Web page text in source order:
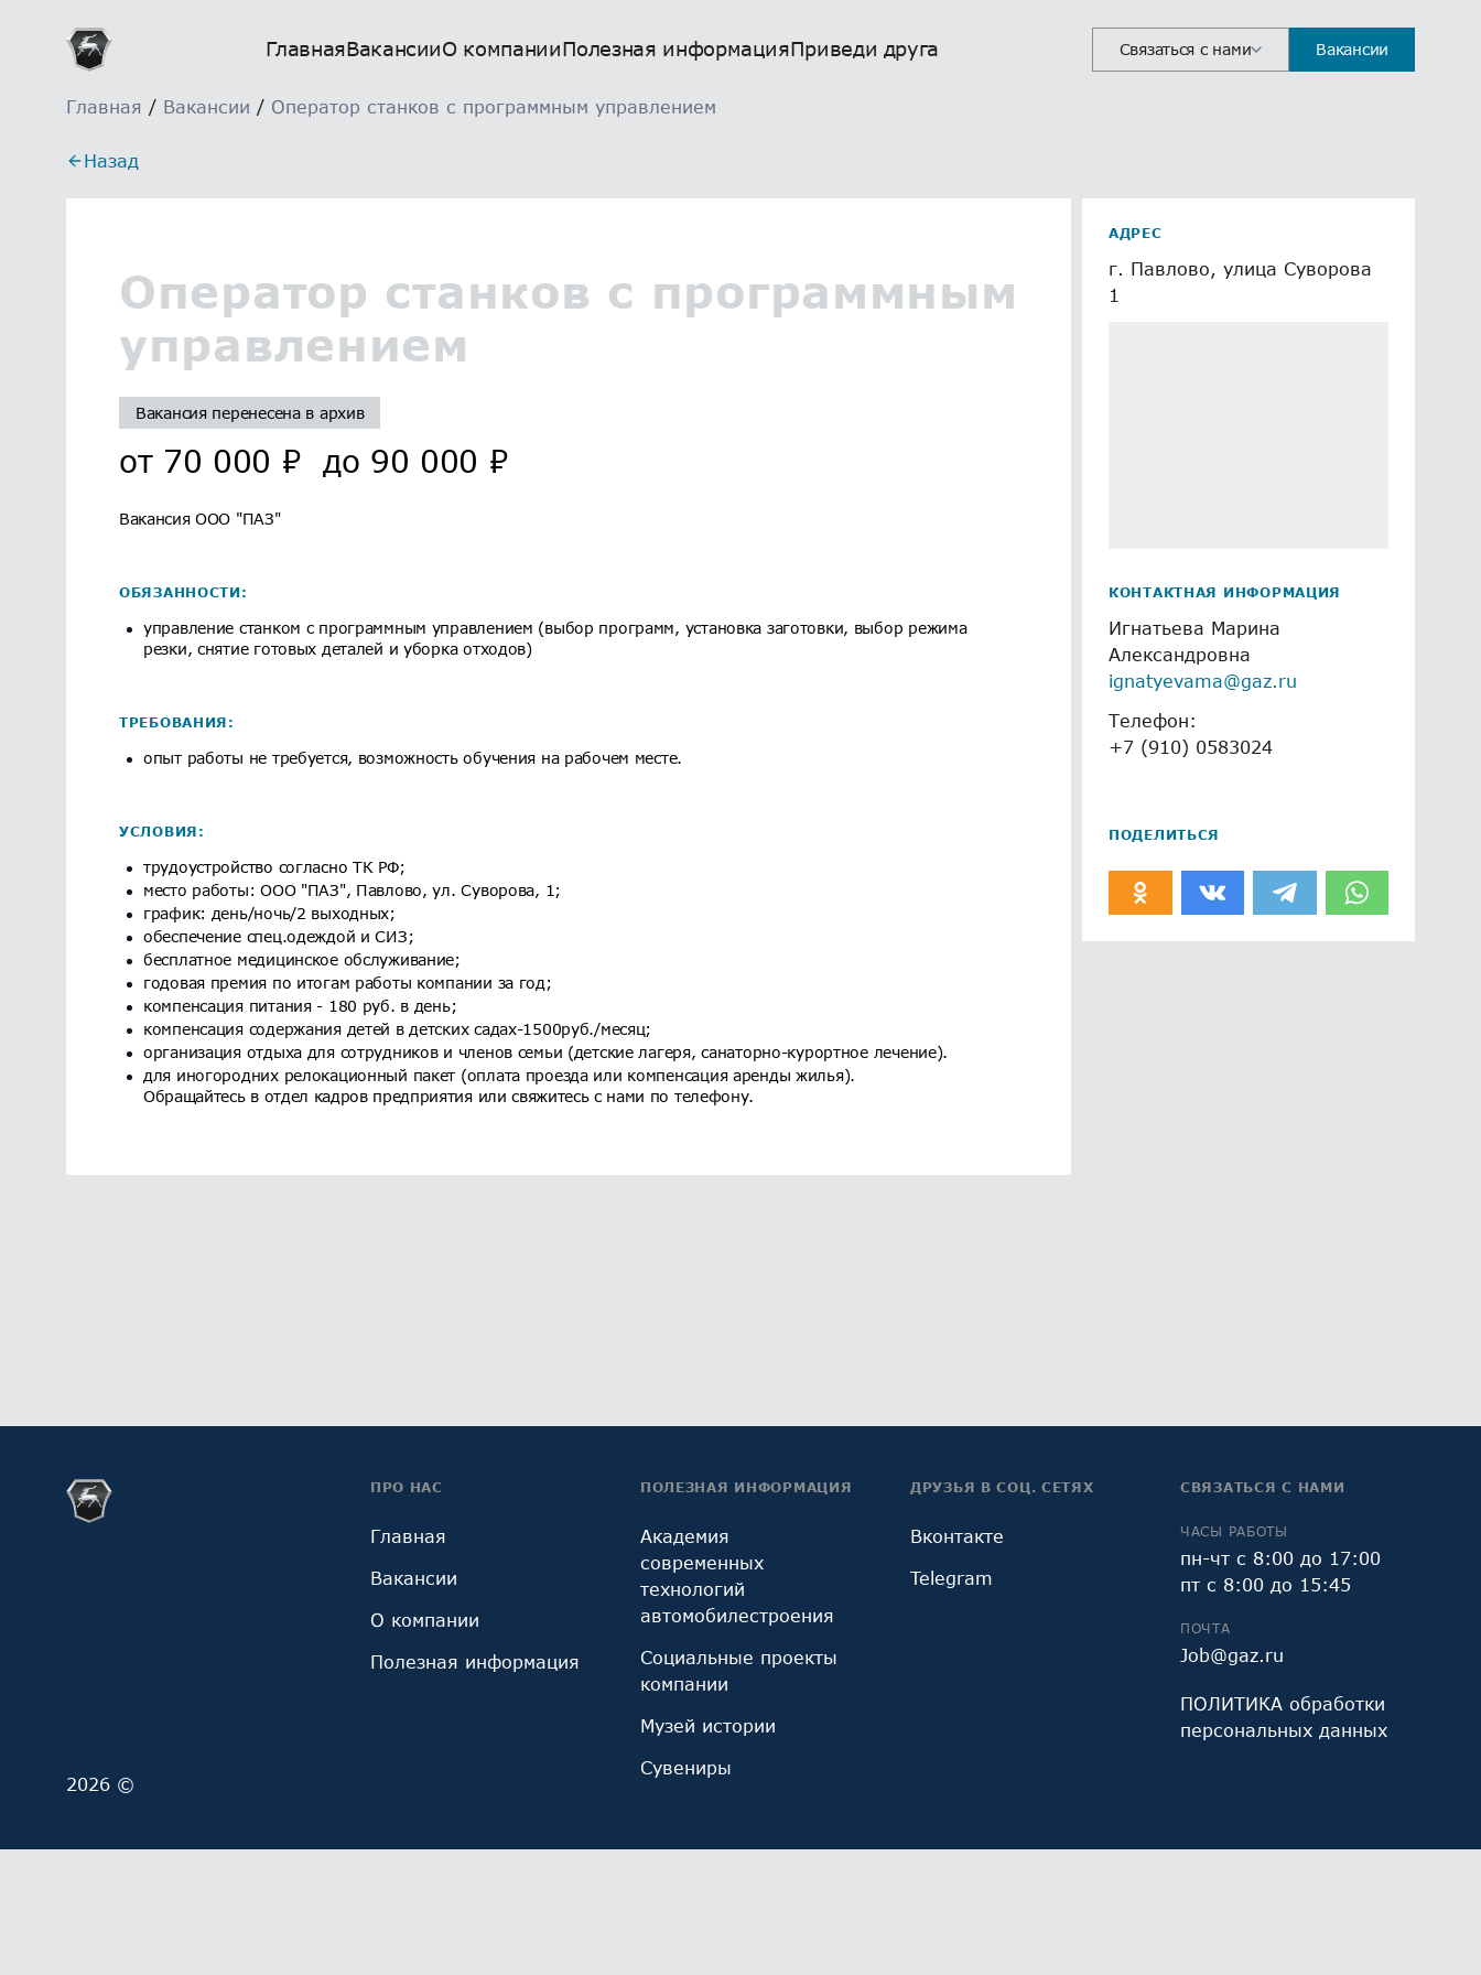
ГлавнаяВакансииО компанииПолезная информацияПриведи друга Связаться с нами Вакансии
Главная / Вакансии / Оператор станков с программным управлением
Назад
Оператор станков с программным
управлением
Вакансия перенесена в архив
от 70 000 ₽ до 90 000 ₽
Вакансия ООО "ПАЗ"
ОБЯЗАННОСТИ:
управление станком с программным управлением (выбор программ, установка заготовки, выбор режима
резки, снятие готовых деталей и уборка отходов)
ТРЕБОВАНИЯ:
опыт работы не требуется, возможность обучения на рабочем месте.
УСЛОВИЯ:
трудоустройство согласно ТК РФ;
место работы: ООО "ПАЗ", Павлово, ул. Суворова, 1;
график: день/ночь/2 выходных;
обеспечение спец.одеждой и СИЗ;
бесплатное медицинское обслуживание;
годовая премия по итогам работы компании за год;
компенсация питания - 180 руб. в день;
компенсация содержания детей в детских садах-1500руб./месяц;
организация отдыха для сотрудников и членов семьи (детские лагеря, санаторно-курортное лечение).
для иногородних релокационный пакет (оплата проезда или компенсация аренды жилья).
Обращайтесь в отдел кадров предприятия или свяжитесь с нами по телефону.
АДРЕС
г. Павлово, улица Суворова
1
КОНТАКТНАЯ ИНФОРМАЦИЯ
Игнатьева Марина
Александровна
ignatyevama@gaz.ru
Телефон:
+7 (910) 0583024
ПОДЕЛИТЬСЯ
2026 ©
ПРО НАС
Главная
Вакансии
О компании
Полезная информация
ПОЛЕЗНАЯ ИНФОРМАЦИЯ
Академия
современных
технологий
автомобилестроения
Социальные проекты
компании
Музей истории
Сувениры
ДРУЗЬЯ В СОЦ. СЕТЯХ
Вконтакте
Telegram
СВЯЗАТЬСЯ С НАМИ
ЧАСЫ РАБОТЫ
пн-чт с 8:00 до 17:00
пт с 8:00 до 15:45
ПОЧТА
Job@gaz.ru
ПОЛИТИКА обработки
персональных данных